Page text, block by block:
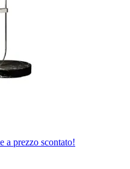
a prezzo scontato!